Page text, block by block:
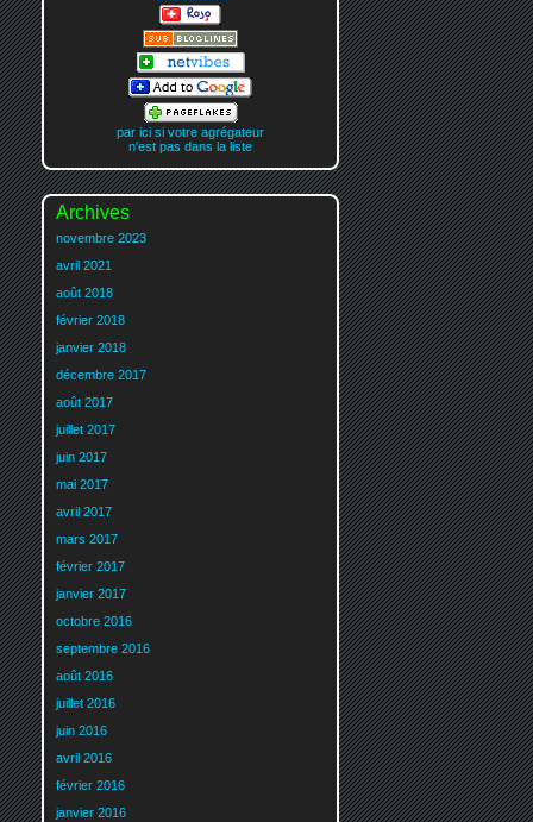
par ici si votre agrégateur
n'est pas dans la liste
Archives
novembre 2023
avril 2021
août 2018
février 2018
janvier 2018
décembre 2017
août 2017
juillet 2017
juin 2017
mai 2017
avril 2017
mars 2017
février 2017
janvier 2017
octobre 2016
septembre 2016
août 2016
juillet 2016
juin 2016
avril 2016
février 2016
janvier 2016